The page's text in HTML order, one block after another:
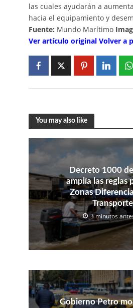
las cuales ayudarán a
hacia el equipamiento y
Fuente: Mundo Marítimo
Ver artículo original Volver a
You may also like
Decreto 1000
amplía las reglas
Zonas
Transporte
3 minutos
Gobierno Petro